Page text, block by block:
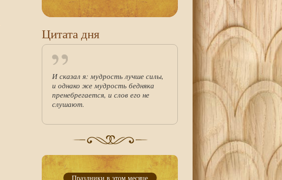
Цитата дня
И сказал я: мудрость лучше силы,
и однако же мудрость бедняка
пренебрегается, и слов его не
слушают.
Праздники в этом месяце